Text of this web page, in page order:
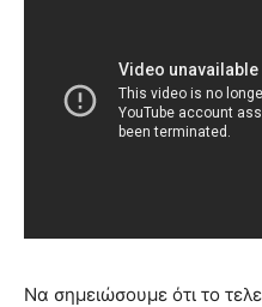
Να σημειώσουμε ότι το